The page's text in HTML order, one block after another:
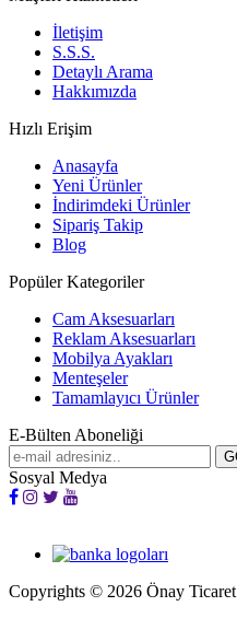
İletişim
S.S.S.
Detaylı Arama
Hakkımızda
Hızlı Erişim
Anasayfa
Yeni Ürünler
İndirimdeki Ürünler
Sipariş Takip
Blog
Popüler Kategoriler
Cam Aksesuarları
Reklam Aksesuarları
Mobilya Ayakları
Menteşeler
Tamamlayıcı Ürünler
E-Bülten Aboneliği
Sosyal Medya
Copyrights © 2026 Önay Ticaret